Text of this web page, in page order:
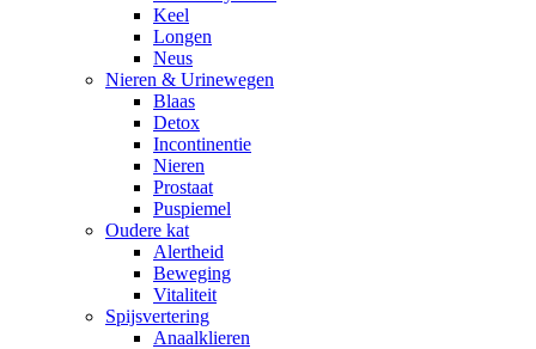
Keel
Longen
Neus
Nieren & Urinewegen
Blaas
Detox
Incontinentie
Nieren
Prostaat
Puspiemel
Oudere kat
Alertheid
Beweging
Vitaliteit
Spijsvertering
Anaalklieren